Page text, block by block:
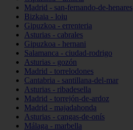
Madrid - san-fernando-de-henares
Bizkaia - loiu
Gipuzkoa - errenteria
Asturias - cabrales
Gipuzkoa - hernani
Salamanca - ciudad-rodrigo
Asturias - gozón
Madrid - torrelodones
Cantabria - santillana-del-mar
Asturias - ribadesella
Madrid - torrejón-de-ardoz
Madrid - majadahonda
Asturias - cangas-de-onís
Málaga - marbella